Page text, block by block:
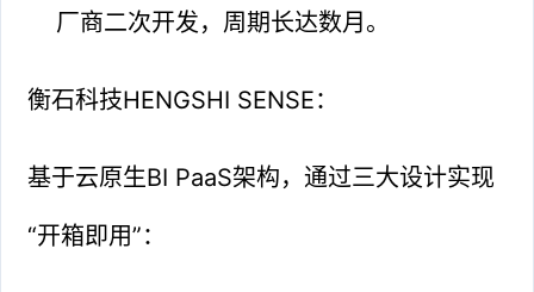
厂商二次开发，周期长达数月。
衡石科技HENGSHI SENSE：
基于云原生BI PaaS架构，通过三大设计实现
“开箱即用”：